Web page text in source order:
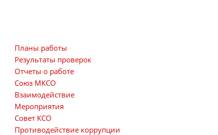
Планы работы
Результаты проверок
Отчеты о работе
Союз МКСО
Взаимодействие
Мероприятия
Совет КСО
Противодействие коррупции